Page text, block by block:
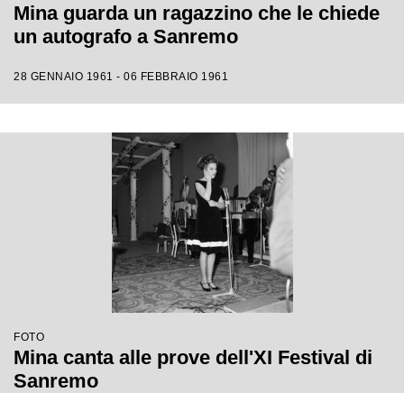
Mina guarda un ragazzino che le chiede
un autografo a Sanremo
28 GENNAIO 1961 - 06 FEBBRAIO 1961
FOTO
Mina canta alle prove dell'XI Festival di
Sanremo